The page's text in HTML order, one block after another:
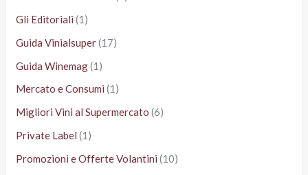
Gli Editoriali (1)
Guida Vinialsuper(17)
Guida Winemag(1)
Mercato e Consumi (1)
Migliori Vini al Supermercato (6)
Private Label (1)
Promozioni e Offerte Volantini (10)